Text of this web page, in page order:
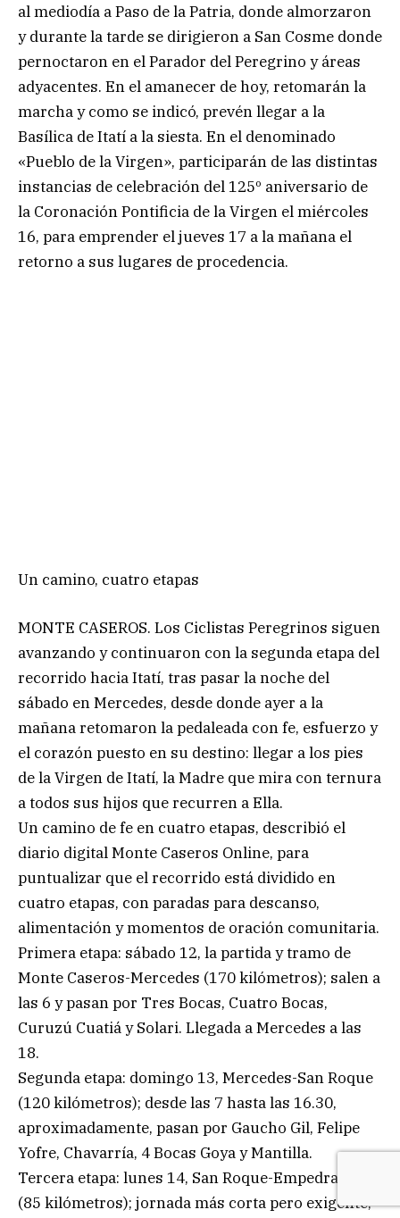
al mediodía a Paso de la Patria, donde almorzaron
y durante la tarde se dirigieron a San Cosme donde
pernoctaron en el Parador del Peregrino y áreas
adyacentes. En el amanecer de hoy, retomarán la
marcha y como se indicó, prevén llegar a la
Basílica de Itatí a la siesta. En el denominado
«Pueblo de la Virgen», participarán de las distintas
instancias de celebración del 125º aniversario de
la Coronación Pontificia de la Virgen el miércoles
16, para emprender el jueves 17 a la mañana el
retorno a sus lugares de procedencia.
Un camino, cuatro etapas
MONTE CASEROS. Los Ciclistas Peregrinos siguen
avanzando y continuaron con la segunda etapa del
recorrido hacia Itatí, tras pasar la noche del
sábado en Mercedes, desde donde ayer a la
mañana retomaron la pedaleada con fe, esfuerzo y
el corazón puesto en su destino: llegar a los pies
de la Virgen de Itatí, la Madre que mira con ternura
a todos sus hijos que recurren a Ella.
Un camino de fe en cuatro etapas, describió el
diario digital Monte Caseros Online, para
puntualizar que el recorrido está dividido en
cuatro etapas, con paradas para descanso,
alimentación y momentos de oración comunitaria.
Primera etapa: sábado 12, la partida y tramo de
Monte Caseros-Mercedes (170 kilómetros); salen a
las 6 y pasan por Tres Bocas, Cuatro Bocas,
Curuzú Cuatiá y Solari. Llegada a Mercedes a las
18.
Segunda etapa: domingo 13, Mercedes-San Roque
(120 kilómetros); desde las 7 hasta las 16.30,
aproximadamente, pasan por Gaucho Gil, Felipe
Yofre, Chavarría, 4 Bocas Goya y Mantilla.
Tercera etapa: lunes 14, San Roque-Empedrado
(85 kilómetros); jornada más corta pero exigente,